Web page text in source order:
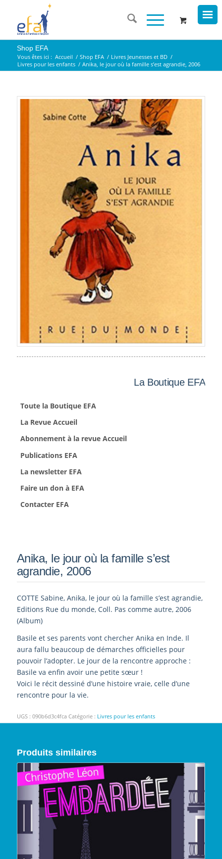
Shop EFA
Vous êtes ici : Accueil / Shop EFA / Livres Jeunesses et BD /
Livres pour les enfants / Anika, le jour où la famille s’est agrandie, 2006
La Boutique EFA
Toute la Boutique EFA
La Revue Accueil
Abonnement à la revue Accueil
Publications EFA
La newsletter EFA
Faire un don à EFA
Contacter EFA
Anika, le jour où la famille s’est
agrandie, 2006
COTTE Sabine, Anika, le jour où la famille s’est agrandie,
Editions Rue du monde, Coll. Pas comme autre, 2006
(Album)
Basile et ses parents vont chercher Anika en Inde. Il
aura fallu beaucoup de démarches officielles pour
pouvoir l’adopter. Le jour de la rencontre approche :
Basile va enfin avoir une petite sœur !
Voici le récit dessiné d’une histoire vraie, celle d’une
rencontre pour la vie.
UGS : 090b6d3c4fca Catégorie : Livres pour les enfants
Produits similaires